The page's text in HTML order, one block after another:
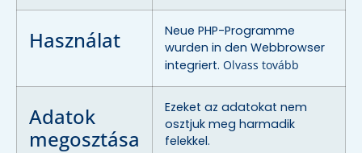
Használat
Neue PHP-Programme
wurden in den Webbrowser
integriert. Olvass tovább
Adatok
megosztása
Ezeket az adatokat nem
osztjuk meg harmadik
felekkel.